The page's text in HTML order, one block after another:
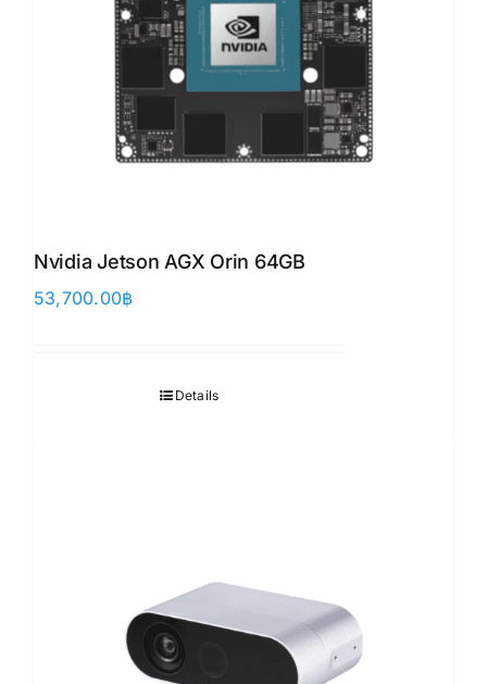
Nvidia Jetson AGX Orin 64GB
53,700.00฿
Details